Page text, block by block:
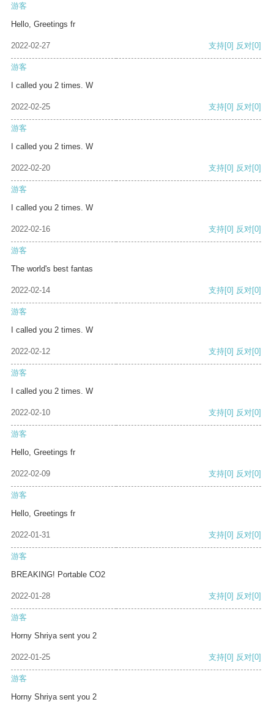
游客
Hello, Greetings fr
2022-02-27 支持[0] 反对[0]
游客
I called you 2 times. W
2022-02-25 支持[0] 反对[0]
游客
I called you 2 times. W
2022-02-20 支持[0] 反对[0]
游客
I called you 2 times. W
2022-02-16 支持[0] 反对[0]
游客
The world's best fantas
2022-02-14 支持[0] 反对[0]
游客
I called you 2 times. W
2022-02-12 支持[0] 反对[0]
游客
I called you 2 times. W
2022-02-10 支持[0] 反对[0]
游客
Hello, Greetings fr
2022-02-09 支持[0] 反对[0]
游客
Hello, Greetings fr
2022-01-31 支持[0] 反对[0]
游客
BREAKING! Portable CO2
2022-01-28 支持[0] 反对[0]
游客
Horny Shriya sent you 2
2022-01-25 支持[0] 反对[0]
游客
Horny Shriya sent you 2